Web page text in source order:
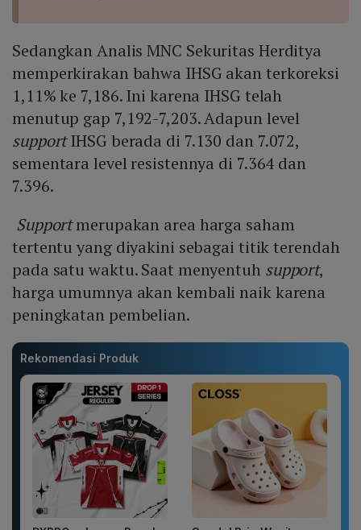
Sedangkan Analis MNC Sekuritas Herditya
memperkirakan bahwa IHSG akan terkoreksi
1,11% ke 7,186. Ini karena IHSG telah
menutup gap 7,192-7,203. Adapun level
supportIHSG berada di 7.130 dan 7.072,
sementara level resistennya di 7.364 dan
7.396.
Supportmerupakan area harga saham
tertentu yang diyakini sebagai titik terendah
pada satu waktu. Saat menyentuh support,
harga umumnya akan kembali naik karena
peningkatan pembelian.
Rekomendasi Produk